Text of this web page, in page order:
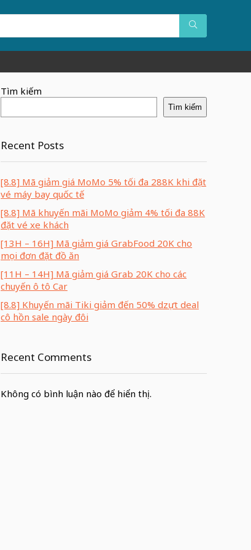
Tìm kiếm
Tìm kiếm
Recent Posts
[8.8] Mã giảm giá MoMo 5% tối đa 288K khi đặt
vé máy bay quốc tế
[8.8] Mã khuyến mãi MoMo giảm 4% tối đa 88K
đặt vé xe khách
[13H – 16H] Mã giảm giá GrabFood 20K cho
mọi đơn đặt đồ ăn
[11H – 14H] Mã giảm giá Grab 20K cho các
chuyến ô tô Car
[8.8] Khuyến mãi Tiki giảm đến 50% dzựt deal
cô hồn sale ngày đôi
Recent Comments
Không có bình luận nào để hiển thị.